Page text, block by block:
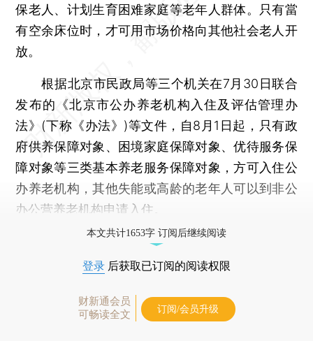
保老人、计划生育困难家庭等老年人群体。只有當
有空余床位时，才可用市场价格向其他社会老人开
放。
根据北京市民政局等三个机关在7月30日联合
发布的《北京市公办养老机构入住及评估管理办
法》(下称《办法》)等文件，自8月1日起，只有政
府供养保障对象、困境家庭保障对象、优待服务保
障对象等三类基本养老服务保障对象，方可入住公
办养老机构，其他失能或高龄的老年人可以到非公
办公营养老机构申请入住。
本文共计1653字 订阅后继续阅读
登录 后获取已订阅的阅读权限
财新通会员
可畅读全文
订阅/会员升级